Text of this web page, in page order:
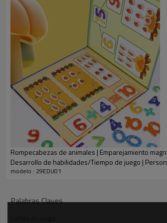
Tiempo de muestreo
10-15 días
El tiempo de entrega
50-60 días
Cantidad mínima de pedido
1000
Cantidad/contenedor de 20 pies
93120
Cantidad/contenedor de 40 pies
186240
Cartas de juego
Rompecabezas de animales | Emparejamiento
Desarrollo de habilidades/Tiempo de juego |
modelo : 29EDU01
Palabras Claves